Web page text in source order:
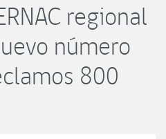
regional
número
800